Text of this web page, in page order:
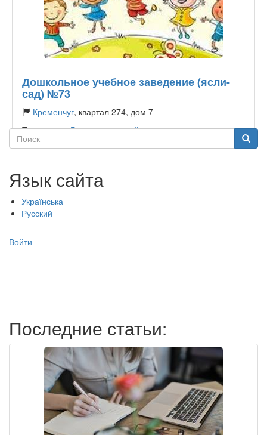
Дошкольное учебное заведение (ясли-
сад) №73
Кременчуг, квартал 274, дом 7
Тип садика:Государственный
Поиск Поиск
Язык сайта
Українська
Русский
Меню
записи
Войти
Последние статьи: